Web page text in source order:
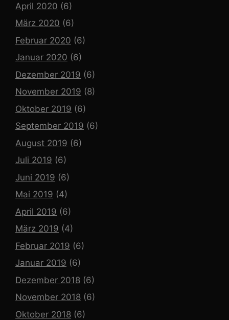
April 2020 (6)
März 2020 (6)
Februar 2020 (6)
Januar 2020 (6)
Dezember 2019 (6)
November 2019 (8)
Oktober 2019 (6)
September 2019 (6)
August 2019 (6)
Juli 2019 (6)
Juni 2019 (6)
Mai 2019 (4)
April 2019 (6)
März 2019 (4)
Februar 2019 (6)
Januar 2019 (6)
Dezember 2018 (6)
November 2018 (6)
Oktober 2018 (6)